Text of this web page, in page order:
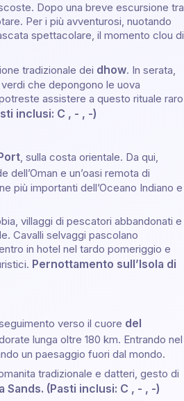
Dopo una breve escursione tra
Per i più avventurosi, nuotando
spettacolare, il momento clou di
tradizionale dei dhow. In serata,
che depongono le uova
assistere a questo rituale raro
inclusi: C , - , -)
, sulla costa orientale. Da qui,
dell’Oman e un’oasi remota di
più importanti dell’Oceano Indiano e
villaggi di pescatori abbandonati e
Cavalli selvaggi pascolano
in hotel nel tardo pomeriggio e
Pernottamento sull’Isola di
verso il cuore del
lunga oltre 180 km. Entrando nel
un paesaggio fuori dal mondo.
tradizionale e datteri, gesto di
(Pasti inclusi: C , - , -)